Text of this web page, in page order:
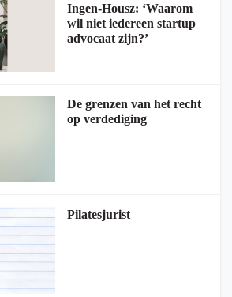
Ingen-Housz: ‘Waarom
wil niet iedereen startup
advocaat zijn?’
De grenzen van het recht
op verdediging
Pilatesjurist